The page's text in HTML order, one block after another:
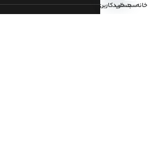
خانهسبد خرید
حساب کاربری من